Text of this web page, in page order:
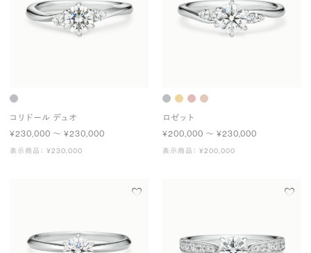
コリドール デュオ
¥230,000 〜 ¥230,000
表示商品： ¥230,000
ロゼット
¥200,000 〜 ¥230,000
表示商品： ¥200,000